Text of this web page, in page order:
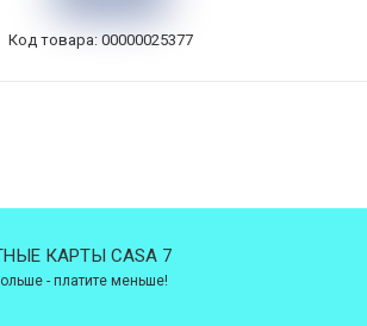
Код товара: 00000025377
КАРТЫ CASA 7
- платите меньше!